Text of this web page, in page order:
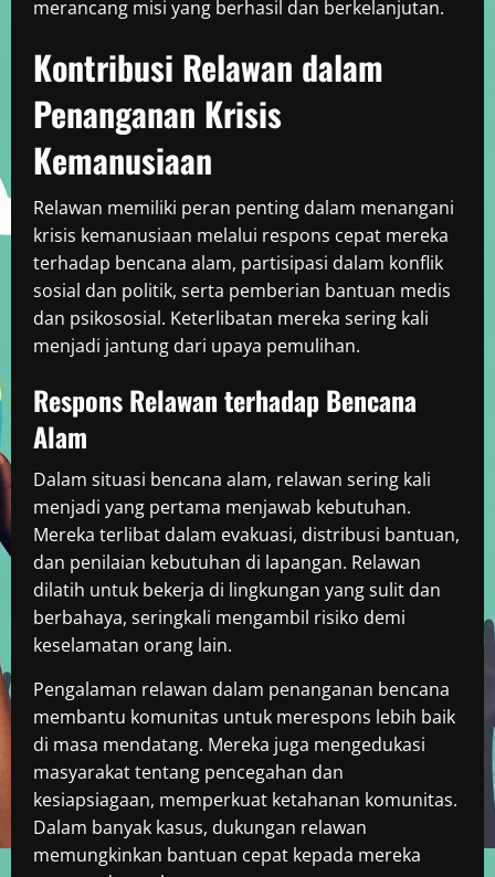
merancang misi yang berhasil dan berkelanjutan.
Kontribusi Relawan dalam
Penanganan Krisis
Kemanusiaan
Relawan memiliki peran penting dalam menangani
krisis kemanusiaan melalui respons cepat mereka
terhadap bencana alam, partisipasi dalam konflik
sosial dan politik, serta pemberian bantuan medis
dan psikososial. Keterlibatan mereka sering kali
menjadi jantung dari upaya pemulihan.
Respons Relawan terhadap Bencana
Alam
Dalam situasi bencana alam, relawan sering kali
menjadi yang pertama menjawab kebutuhan.
Mereka terlibat dalam evakuasi, distribusi bantuan,
dan penilaian kebutuhan di lapangan. Relawan
dilatih untuk bekerja di lingkungan yang sulit dan
berbahaya, seringkali mengambil risiko demi
keselamatan orang lain.
Pengalaman relawan dalam penanganan bencana
membantu komunitas untuk merespons lebih baik
di masa mendatang. Mereka juga mengedukasi
masyarakat tentang pencegahan dan
kesiapsiagaan, memperkuat ketahanan komunitas.
Dalam banyak kasus, dukungan relawan
memungkinkan bantuan cepat kepada mereka